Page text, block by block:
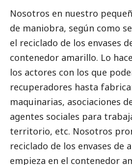
Nosotros en nuestro
de maniobra, según como
el reciclado de los envases
contenedor amarillo. Lo
los actores con los que
recuperadores hasta
maquinarias, asociaciones
agentes sociales para
territorio, etc. Nosotros
reciclado de los envases de
empieza en el contenedor